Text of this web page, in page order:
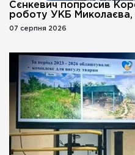
Сєнкевич попросив
роботу УКБ
07 серпня 2026